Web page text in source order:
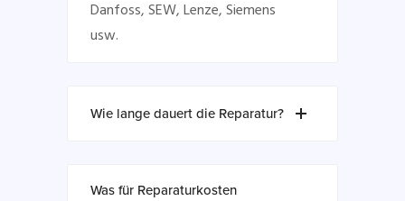
Danfoss, SEW, Lenze, Siemens
usw.
Wie lange dauert die Reparatur?
Was für Reparaturkosten